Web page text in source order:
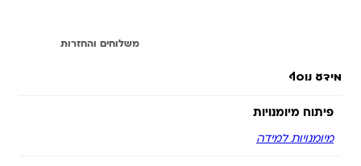
משלוחים והחזרות
מידע נוסף
פיתוח מיומנויות
מיומנויות למידה